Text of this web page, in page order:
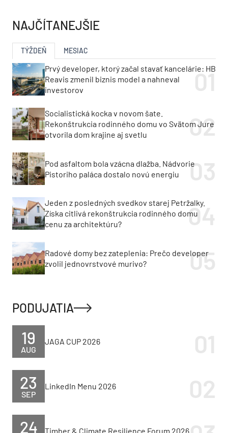
NAJČÍTANEJŠIE
TÝŽDEŇ MESIAC
Prvý developer, ktorý začal stavať kancelárie: HB
Reavis zmenil biznis model a nahneval
investorov
Socialistická kocka v novom šate.
Rekonštrukcia rodinného domu vo Svätom Jure
otvorila dom krajine aj svetlu
Pod asfaltom bola vzácna dlažba. Nádvorie
Pistoriho paláca dostalo novú energiu
Jeden z posledných svedkov starej Petržalky.
Získa citlivá rekonštrukcia rodinného domu
cenu za architektúru?
Radové domy bez zateplenia: Prečo developer
zvolil jednovrstvové murivo?
PODUJATIA
AUG
19 JAGA CUP 2026
SEP
23 LinkedIn Menu 2026
24 Timber & Climate Resilience Forum 2026